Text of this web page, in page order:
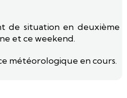
de situation en deuxième
et ce weekend.
météorologique en cours.